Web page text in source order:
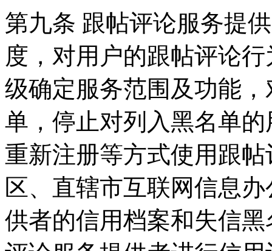
第九条 跟帖评论服务提
度，对用户的跟帖评论
级确定服务范围及功能
单，停止对列入黑名单
重新注册等方式使用跟
区、直辖市互联网信息
供者的信用档案和失信